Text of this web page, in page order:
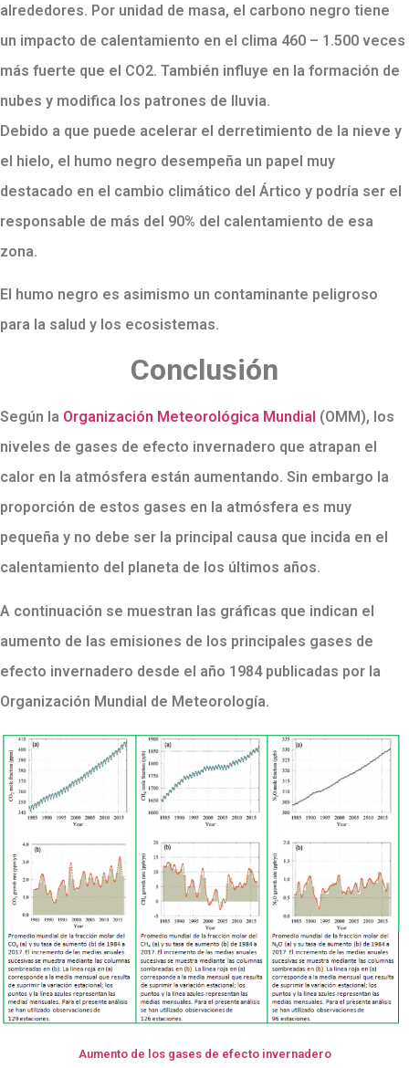
alrededores. Por unidad de masa, el carbono negro tiene
un impacto de calentamiento en el clima 460 – 1.500 veces
más fuerte que el CO2. También influye en la formación de
nubes y modifica los patrones de lluvia.
Debido a que puede acelerar el derretimiento de la nieve y
el hielo, el humo negro desempeña un papel muy
destacado en el cambio climático del Ártico y podría ser el
responsable de más del 90% del calentamiento de esa
zona.
El humo negro es asimismo un contaminante peligroso
para la salud y los ecosistemas.
Conclusión
Según la Organización Meteorológica Mundial (OMM), los
niveles de gases de efecto invernadero que atrapan el
calor en la atmósfera están aumentando. Sin embargo la
proporción de estos gases en la atmósfera es muy
pequeña y no debe ser la principal causa que incida en el
calentamiento del planeta de los últimos años.
A continuación se muestran las gráficas que indican el
aumento de las emisiones de los principales gases de
efecto invernadero desde el año 1984 publicadas por la
Organización Mundial de Meteorología.
Aumento de los gases de efecto invernadero